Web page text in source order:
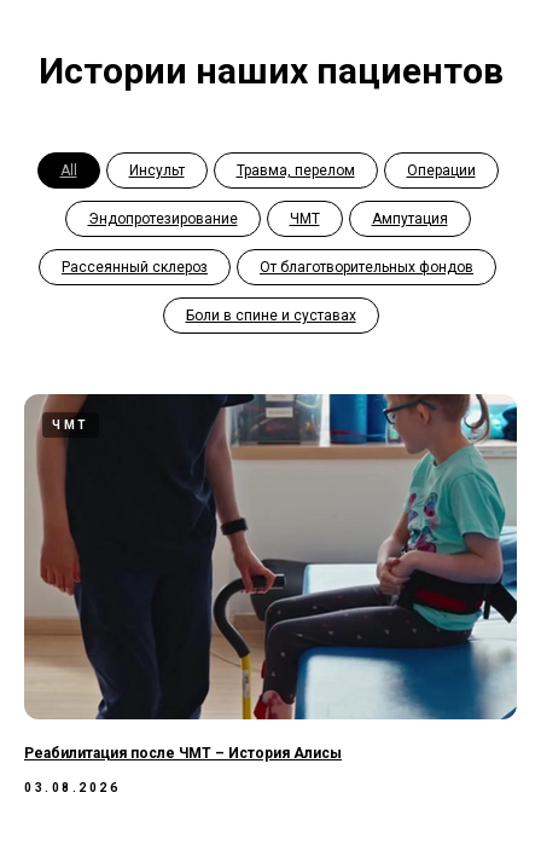
Истории наших пациентов
All Инсульт Травма, перелом Операции
Эндопротезирование ЧМТ Ампутация
Рассеянный склероз От благотворительных фондов
Боли в спине и суставах
ЧМТ
Реабилитация после ЧМТ – История Алисы
03.08.2026